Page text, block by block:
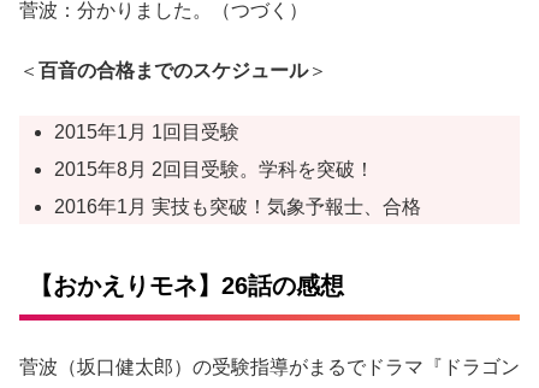
菅波：分かりました。（つづく）
＜ 百音の合格までのスケジュール＞
2015年1月 1回目受験
2015年8月 2回目受験。学科を突破！
2016年1月 実技も突破！気象予報士、合格
【おかえりモネ】26話の感想
菅波（坂口健太郎）の受験指導がまるでドラマ『ドラゴン